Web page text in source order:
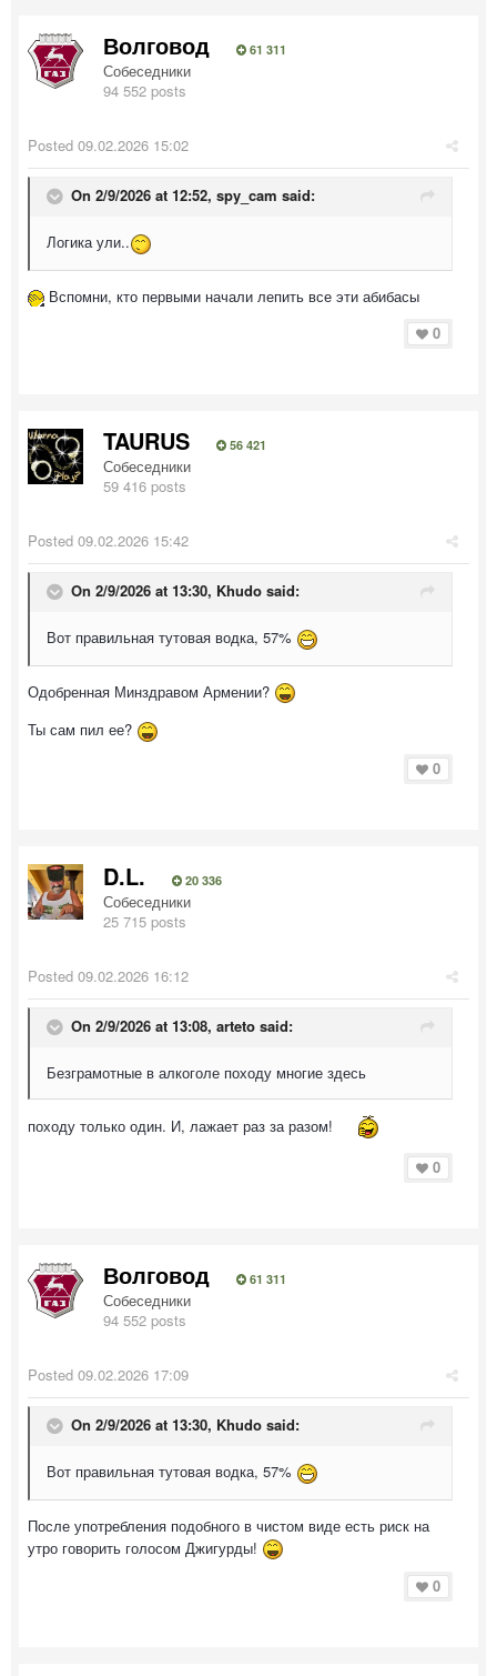
Волговод 61 311
Собеседники
94 552 posts
Posted 09.02.2026 15:02
On 2/9/2026 at 12:52, spy_cam said:
Логика ули..
Вспомни, кто первыми начали лепить все эти абибасы
0
TAURUS 56 421
Собеседники
59 416 posts
Posted 09.02.2026 15:42
On 2/9/2026 at 13:30, Khudo said:
Вот правильная тутовая водка, 57%
Одобренная Минздравом Армении?
Ты сам пил ее?
0
D.L. 20 336
Собеседники
25 715 posts
Posted 09.02.2026 16:12
On 2/9/2026 at 13:08, arteto said:
Безграмотные в алкоголе походу многие здесь
походу только один. И, лажает раз за разом!
0
Волговод 61 311
Собеседники
94 552 posts
Posted 09.02.2026 17:09
On 2/9/2026 at 13:30, Khudo said:
Вот правильная тутовая водка, 57%
После употребления подобного в чистом виде есть риск на
утро говорить голосом Джигурды!
0